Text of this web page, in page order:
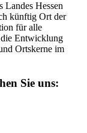
Landes Hessen
künftig Ort der
für alle
die Entwicklung
Ortskerne im
Sie uns: